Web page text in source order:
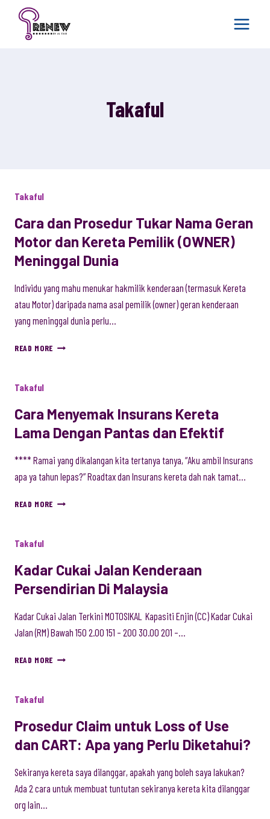
content
Takaful
Takaful
Cara dan Prosedur Tukar Nama Geran
Motor dan Kereta Pemilik (OWNER)
Meninggal Dunia
Individu yang mahu menukar hakmilik kenderaan (termasuk Kereta
atau Motor) daripada nama asal pemilik (owner) geran kenderaan
yang meninggal dunia perlu…
READ MORE CARA
GERAN
MOTOR
DAN
PEMILIK
(OWNER)
MENINGGAL
Takaful
Cara Menyemak Insurans Kereta
Lama Dengan Pantas dan Efektif
**** Ramai yang dikalangan kita tertanya tanya, “Aku ambil Insurans
apa ya tahun lepas?” Roadtax dan Insurans kereta dah nak tamat…
READ MORE CARA
DENGAN
PANTAS
DAN
Takaful
Kadar Cukai Jalan Kenderaan
Persendirian Di Malaysia
Kadar Cukai Jalan Terkini MOTOSIKAL Kapasiti Enjin (CC) Kadar Cukai
Jalan (RM) Bawah 150 2.00 151 – 200 30.00 201 –…
READ MORE KADAR
DI
MALAYSIA
Takaful
Prosedur Claim untuk Loss of Use
dan CART: Apa yang Perlu Diketahui?
Sekiranya kereta saya dilanggar, apakah yang boleh saya lakukan?
Ada 2 cara untuk membuat tuntutan sekiranya kereta kita dilanggar
org lain…